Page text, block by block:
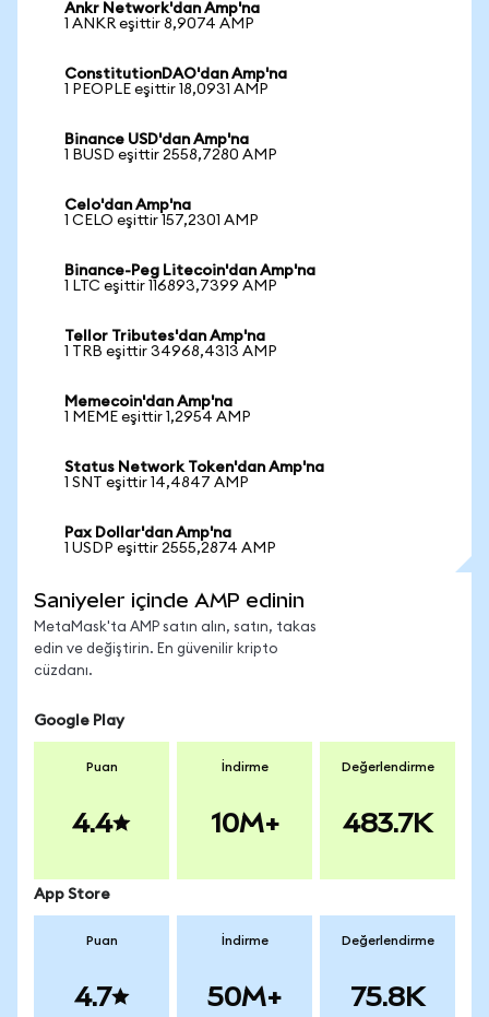
Ankr Network'dan Amp'na
1 ANKR eşittir 8,9074 AMP
ConstitutionDAO'dan Amp'na
1 PEOPLE eşittir 18,0931 AMP
Binance USD'dan Amp'na
1 BUSD eşittir 2558,7280 AMP
Celo'dan Amp'na
1 CELO eşittir 157,2301 AMP
Binance-Peg Litecoin'dan Amp'na
1 LTC eşittir 116893,7399 AMP
Tellor Tributes'dan Amp'na
1 TRB eşittir 34968,4313 AMP
Memecoin'dan Amp'na
1 MEME eşittir 1,2954 AMP
Status Network Token'dan Amp'na
1 SNT eşittir 14,4847 AMP
Pax Dollar'dan Amp'na
1 USDP eşittir 2555,2874 AMP
Saniyeler içinde AMP edinin
MetaMask'ta AMP satın alın, satın, takas
edin ve değiştirin. En güvenilir kripto
cüzdanı.
Google Play
Puan
4.4
İndirme
10M+
Değerlendirme
483.7K
App Store
Puan
4.7
İndirme
50M+
Değerlendirme
75.8K